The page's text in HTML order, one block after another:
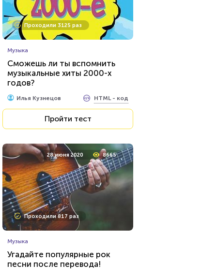
Проходили 3125 раз
Музыка
Сможешь ли ты вспомнить
музыкальные хиты 2000-х
годов?
Илья Кузнецов HTML - код
Пройти тест
28 июня 2020 8665
Проходили 817 раз
Музыка
Угадайте популярные рок
песни после перевода!